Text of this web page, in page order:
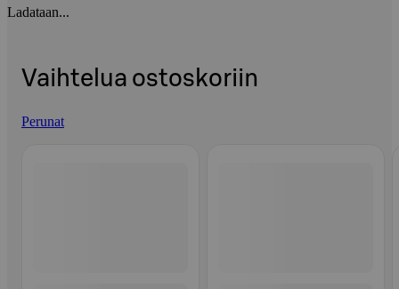
Ladataan...
Vaihtelua ostoskoriin
Perunat